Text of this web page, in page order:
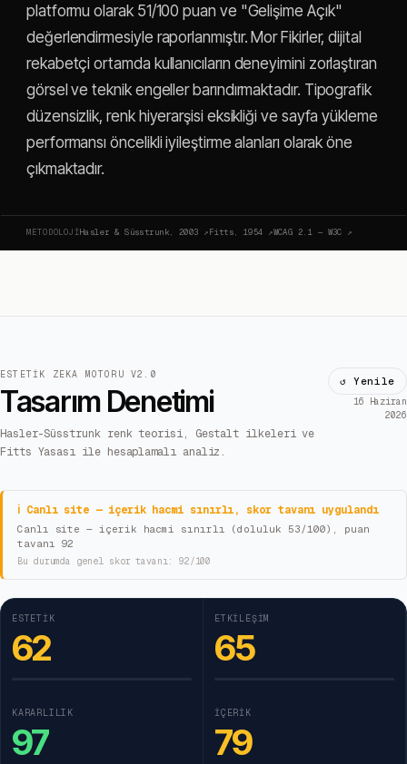
platformu olarak 51/100 puan ve "Gelişime Açık"
değerlendirmesiyle raporlanmıştır. Mor Fikirler, dijital
rekabetçi ortamda kullanıcıların deneyimini zorlaştıran
görsel ve teknik engeller barındırmaktadır. Tipografik
düzensizlik, renk hiyerarşisi eksikliği ve sayfa yükleme
performansı öncelikli iyileştirme alanları olarak öne
çıkmaktadır.
METODOLOJIHasler & Süsstrunk, 2003 ↗Fitts, 1954 ↗WCAG 2.1 — W3C ↗
ESTETIK ZEKA MOTORU V2.0
Tasarım Denetimi
Hasler-Süsstrunk renk teorisi, Gestalt ilkeleri ve
Fitts Yasası ile hesaplamalı analiz.
↺ Yenile
16 Haziran
2026
ℹ Canlı site — içerik hacmi sınırlı, skor tavanı uygulandı
Canlı site — içerik hacmi sınırlı (doluluk 53/100), puan
tavanı 92
Bu durumda genel skor tavanı: 92/100
ESTETIK
62
ETKILEŞIM
65
KARARLILIK
97
İÇERIK
79